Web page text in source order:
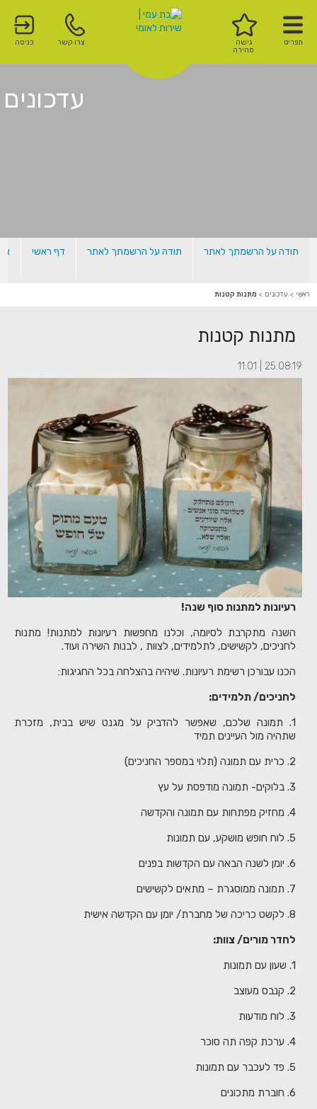
תפריט צרו קשר
גישה
מהירה
כניסה
עדכונים
תודה על הרשמתך לאתר תודה על הרשמתך לאתר דף ראשי
ראשי > עדכונים > מתנות קטנות
מתנות קטנות
25.08.19 | 11:01
רעיונות למתנות סוף שנה!
השנה מתקרבת לסיומה, וכלנו מחפשות רעיונות למתנות! מתנות
לחניכים, לקשישים, לתלמידים, לצוות , לבנות השירה ועוד.
הכנו עבורכן רשימת רעיונות. שיהיה בהצלחה בכל החגיגות:
לחניכים/ תלמידים:
1. תמונה שלכם, שאפשר להדביק על מגנט שיש בבית, מזכרת
שתהיה מול העיינים תמיד
2. כרית עם תמונה (תלוי במספר החניכים)
3. בלוקים- תמונה מודפסת על עץ
4. מחזיק מפתחות עם תמונה והקדשה
5. לוח חופש מושקע, עם תמונות
6. יומן לשנה הבאה עם הקדשות בפנים
7. תמונה ממוסגרת – מתאים לקשישים
8. לקשט כריכה של מחברת/ יומן עם הקדשה אישית
לחדר מורים/ צוות:
1. שעון עם תמונות
2. קנבס מעוצב
3. לוח מודעות
4. ערכת קפה תה סוכר
5. פד לעכבר עם תמונות
6. חוברת מתכונים